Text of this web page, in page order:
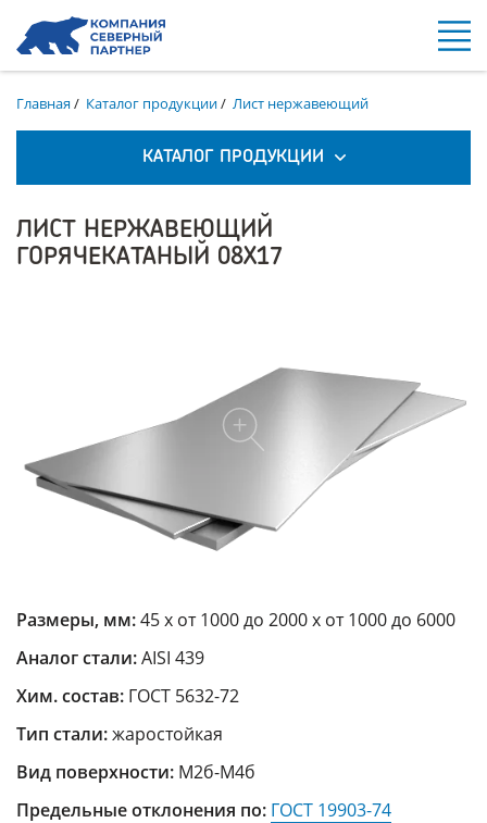
Главная/ Каталог продукции/ Лист нержавеющий
КАТАЛОГ ПРОДУКЦИИ
ЛИСТ НЕРЖАВЕЮЩИЙ
ГОРЯЧЕКАТАНЫЙ 08Х17
Размеры, мм:45 х от 1000 до 2000 х от 1000 до 6000
Аналог стали:AISI 439
Хим. состав: ГОСТ 5632-72
Тип стали:жаростойкая
Вид поверхности: М2б-М4б
Предельные отклонения по: ГОСТ 19903-74